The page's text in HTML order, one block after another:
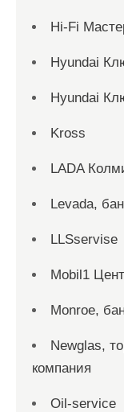
Hi-Fi
Hyundai
Hyundai
Kross
LADA
Levada,
LLSservise
Mobil1
Monroe,
Newglas,
компания
Oil-service